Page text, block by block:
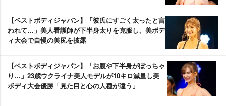
【ベストボディジャパン】「彼氏にすごく太ったと言
われて…」美人看護師が下半身太りを克服し、美ボデ
ィ大会で自慢の美尻を披露
【ベストボディジャパン】「お腹や下半身がぽっちゃ
り…」23歳ウクライナ美人モデルが10キロ減量し美
ボディ大会優勝「見た目と心の人種が違う」